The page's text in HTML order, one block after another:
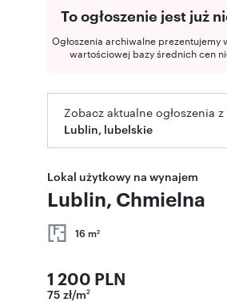
To ogłoszenie jest już
Ogłoszenia archiwalne prezentujemy
wartościowej bazy średnich cen
Zobacz aktualne ogłoszenia
Lublin, lubelskie
Lokal użytkowy na wynajem
Lublin, Chmielna
16 m2
1 200 PLN
75 zł/m2